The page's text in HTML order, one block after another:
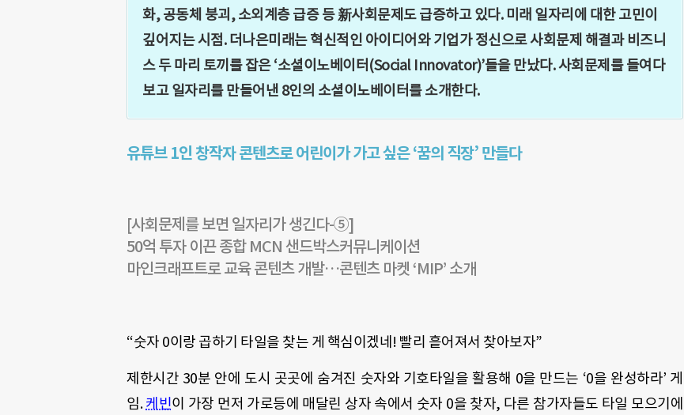
화, 공동체 붕괴, 소외계층 급증 등 新사회문제도 급증하고 있다. 미래 일자리에 대한 고민이
깊어지는 시점. 더나은미래는 혁신적인 아이디어와 기업가 정신으로 사회문제 해결과 비즈니
스 두 마리 토끼를 잡은 ‘소셜이노베이터(Social Innovator)’들을 만났다. 사회문제를 들여다
보고 일자리를 만들어낸 8인의 소셜이노베이터를 소개한다.
유튜브 1인 창작자 콘텐츠로 어린이가 가고 싶은 ‘꿈의 직장’ 만들다
[사회문제를 보면 일자리가 생긴다-⑤]
50억 투자 이끈 종합 MCN 샌드박스커뮤니케이션
마인크래프트로 교육 콘텐츠 개발…콘텐츠 마켓 ‘MIP’ 소개
“숫자 0이랑 곱하기 타일을 찾는 게 핵심이겠네! 빨리 흩어져서 찾아보자”
제한시간 30분 안에 도시 곳곳에 숨겨진 숫자와 기호타일을 활용해 0을 만드는 ‘0을 완성하라’ 게
임.케빈이 가장 먼저 가로등에 매달린 상자 속에서 숫자 0을 찾자, 다른 참가자들도 타일 모으기에